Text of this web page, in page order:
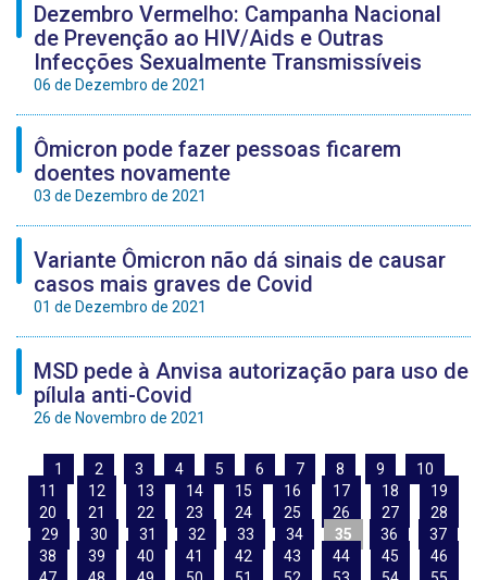
Dezembro Vermelho: Campanha Nacional
de Prevenção ao HIV/Aids e Outras
Infecções Sexualmente Transmissíveis
06 de Dezembro de 2021
Ômicron pode fazer pessoas ficarem
doentes novamente
03 de Dezembro de 2021
Variante Ômicron não dá sinais de causar
casos mais graves de Covid
01 de Dezembro de 2021
MSD pede à Anvisa autorização para uso de
pílula anti-Covid
26 de Novembro de 2021
1 2 3 4 5 6 7 8 9
10
11
12 13 14 15 16 17 18
19
20
21 22 23 24 25 26 27
28
29
30 31 32 33 34 35 36
37
38
39 40 41 42 43 44 45
46